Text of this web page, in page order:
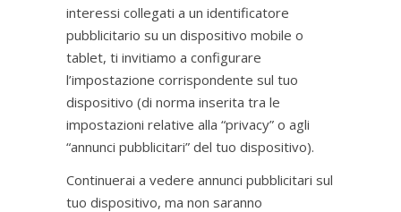
interessi collegati a un identificatore
pubblicitario su un dispositivo mobile o
tablet, ti invitiamo a configurare
l’impostazione corrispondente sul tuo
dispositivo (di norma inserita tra le
impostazioni relative alla “privacy” o agli
“annunci pubblicitari” del tuo dispositivo).
Continuerai a vedere annunci pubblicitari sul
tuo dispositivo, ma non saranno